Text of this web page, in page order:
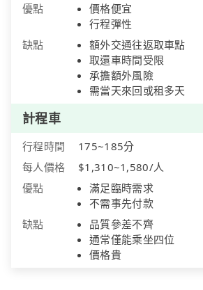
優點
價格便宜
行程彈性
缺點
額外交通往返取車點
取還車時間受限
承擔額外風險
需當天來回或租多天
計程車
行程時間
175~185分
每人價格
$1,310~1,580/人
優點
滿足臨時需求
不需事先付款
缺點
品質參差不齊
通常僅能乘坐四位
價格貴